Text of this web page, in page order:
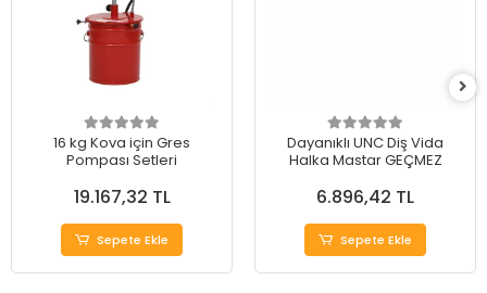
16 kg Kova için Gres
Pompası Setleri
19.167,32 TL
Sepete Ekle
Dayanıklı UNC Diş Vida
Halka Mastar GEÇMEZ
6.896,42 TL
Sepete Ekle